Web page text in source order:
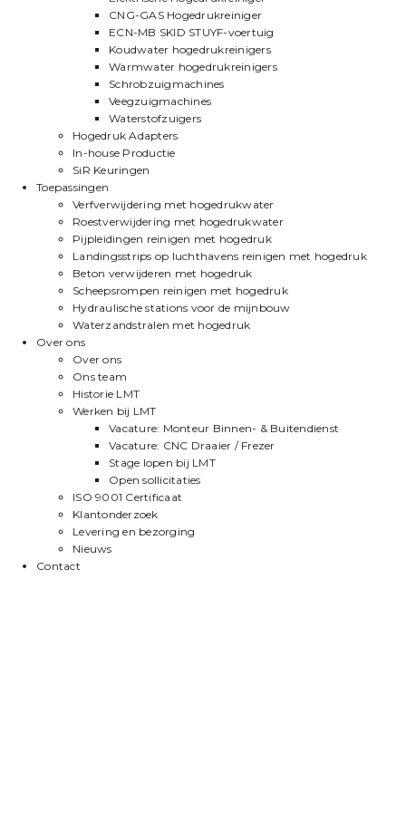
CNG-GAS Hogedrukreiniger
ECN-MB SKID STUYF-voertuig
Koudwater hogedrukreinigers
Warmwater hogedrukreinigers
Schrobzuigmachines
Veegzuigmachines
Waterstofzuigers
Hogedruk Adapters
In-house Productie
SiR Keuringen
Toepassingen
Verfverwijdering met hogedrukwater
Roestverwijdering met hogedrukwater
Pijpleidingen reinigen met hogedruk
Landingsstrips op luchthavens reinigen met hogedruk
Beton verwijderen met hogedruk
Scheepsrompen reinigen met hogedruk
Hydraulische stations voor de mijnbouw
Waterzandstralen met hogedruk
Over ons
Over ons
Ons team
Historie LMT
Werken bij LMT
Vacature: Monteur Binnen- & Buitendienst
Vacature: CNC Draaier / Frezer
Stage lopen bij LMT
Open sollicitaties
ISO 9001 Certificaat
Klantonderzoek
Levering en bezorging
Nieuws
Contact